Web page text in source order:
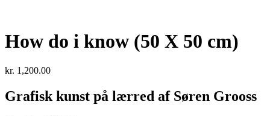
How do i know (50 X 50 cm)
kr. 1,200.00
Grafisk kunst på lærred af Søren Grooss